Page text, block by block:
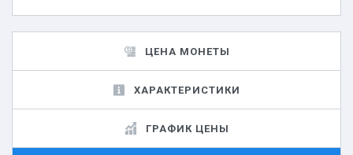
ЦЕНА МОНЕТЫ
ХАРАКТЕРИСТИКИ
ГРАФИК ЦЕНЫ